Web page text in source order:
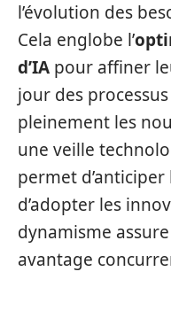
l’évolution des
Cela englobe l’
d’IA pour affiner
jour des
pleinement les
une veille
permet
d’adopter les
dynamisme
avantage